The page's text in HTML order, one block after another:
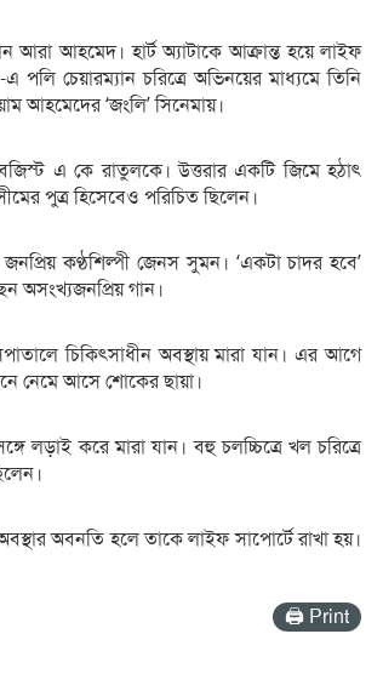
আরা আহমেদ। হার্ট অ্যাটাকে আক্রান্ত হয়ে লাইফ
পলি চেয়ারম্যান চরিত্রে অভিনয়ের মাধ্যমে তিনি
আহমেদের ‘জংলি’ সিনেমায়।
এ কে রাতুলকে। উত্তরার একটি জিমে হঠাৎ
পুত্র হিসেবেও পরিচিত ছিলেন।
কণ্ঠশিল্পী জেনস সুমন। ‘একটা চাদর হবে’
অসংখ্যজনপ্রিয় গান।
চিকিৎসাধীন অবস্থায় মারা যান। এর আগে
নেমে আসে শোকের ছায়া।
লড়াই করে মারা যান। বহু চলচ্চিত্রে খল চরিত্রে
অবনতি হলে তাকে লাইফ সাপোর্টে রাখা হয়।
🖨 Print